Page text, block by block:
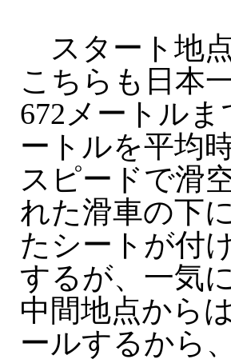
スタート地
こちらも日本
672メートル
ートルを平均
スピードで滑
れた滑車の下
たシートが付
するが、一気
中間地点から
ールするから